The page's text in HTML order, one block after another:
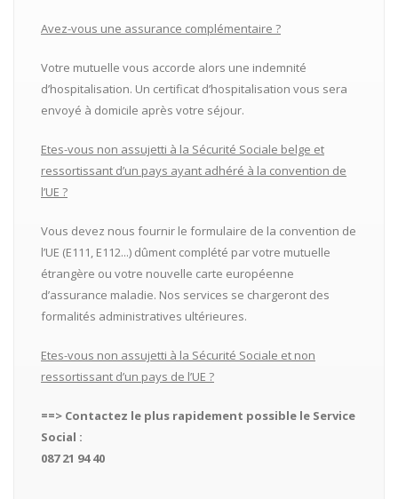
Avez-vous une assurance complémentaire ?
Votre mutuelle vous accorde alors une indemnité
d’hospitalisation. Un certificat d’hospitalisation vous sera
envoyé à domicile après votre séjour.
Etes-vous non assujetti à la Sécurité Sociale belge et
ressortissant d’un pays ayant adhéré à la convention de
l’UE ?
Vous devez nous fournir le formulaire de la convention de
l’UE (E111, E112...) dûment complété par votre mutuelle
étrangère ou votre nouvelle carte européenne
d’assurance maladie. Nos services se chargeront des
formalités administratives ultérieures.
Etes-vous non assujetti à la Sécurité Sociale et non
ressortissant d’un pays de l’UE ?
==> Contactez le plus rapidement possible le Service
Social :
087 21 94 40